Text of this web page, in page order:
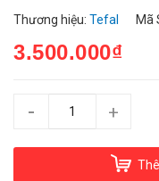
Thương hiệu: Tefal Mã
3.500.000₫
- +